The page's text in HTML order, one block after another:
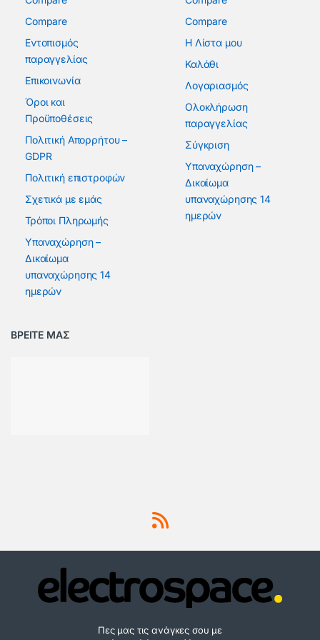
Compare
Εντοπισμός
παραγγελίας
Επικοινωνία
Όροι και
Προϋποθέσεις
Πολιτική Απορρήτου –
GDPR
Πολιτική επιστροφών
Σχετικά με εμάς
Τρόποι Πληρωμής
Υπαναχώρηση –
Δικαίωμα
υπαναχώρησης 14
ημερών
Compare
Η Λίστα μου
Καλάθι
Λογαριασμός
Ολοκλήρωση
παραγγελίας
Σύγκριση
Υπαναχώρηση –
Δικαίωμα
υπαναχώρησης 14
ημερών
ΒΡΕΙΤΕ ΜΑΣ
Πες μας τις ανάγκες σου με